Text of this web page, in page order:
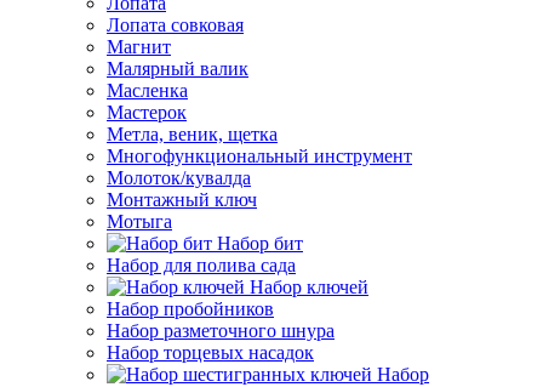
Лопата совковая
Магнит
Малярный валик
Масленка
Мастерок
Метла, веник, щетка
Многофункциональный инструмент
Молоток/кувалда
Монтажный ключ
Мотыга
Набор бит
Набор для полива сада
Набор ключей
Набор пробойников
Набор разметочного шнура
Набор торцевых насадок
Набор